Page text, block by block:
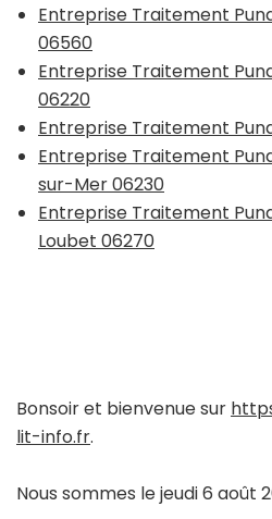
Entreprise Traitement
06560
Entreprise Traitement
06220
Entreprise Traitement
Entreprise Traitement
sur-Mer 06230
Entreprise Traitement
Loubet 06270
Bonsoir et bienvenue sur
lit-info.fr.
Nous sommes le jeudi 6 août